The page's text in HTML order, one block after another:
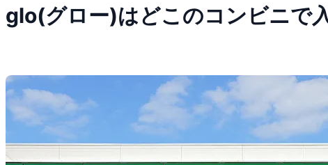
glo(グロー)はどこのコンビニで